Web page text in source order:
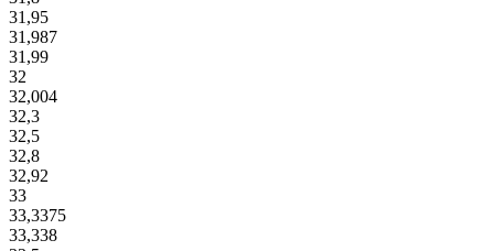
31,95
31,987
31,99
32
32,004
32,3
32,5
32,8
32,92
33
33,3375
33,338